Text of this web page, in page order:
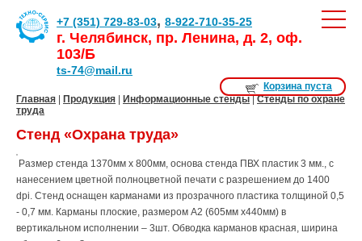
Корзина пуста
+7 (351) 729-83-03, 8-922-710-35-25
г. Челябинск, пр. Ленина, д. 2, оф.
103/Б
ts-74@mail.ru
Главная Продукция Информационные стенды|Стенды по охране
труда
Стенд «Охрана труда»
Размер стенда 1370мм х 800мм, основа стенда ПВХ пластик 3 мм., с
нанесением цветной полноцветной печати с разрешением до 1400
dpi. Стенд оснащен карманами из прозрачного пластика толщиной 0,5
- 0,7 мм. Карманы плоские, размером А2 (605мм х440мм) в
вертикальном исполнении – 3шт. Обводка карманов красная, ширина